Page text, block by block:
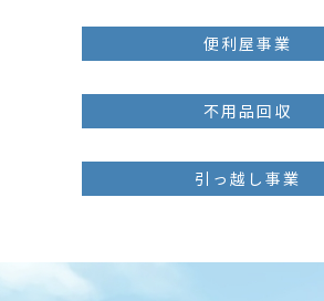
便利屋事業
不用品回収
引っ越し事業